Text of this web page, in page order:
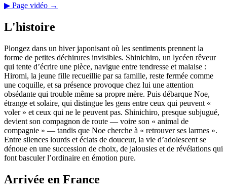
▶ Page vidéo →
L'histoire
Plongez dans un hiver japonisant où les sentiments prennent la
forme de petites déchirures invisibles. Shinichiro, un lycéen rêveur
qui tente d’écrire une pièce, navigue entre tendresse et malaise :
Hiromi, la jeune fille recueillie par sa famille, reste fermée comme
une coquille, et sa présence provoque chez lui une attention
obsédante qui trouble même sa propre mère. Puis débarque Noe,
étrange et solaire, qui distingue les gens entre ceux qui peuvent «
voler » et ceux qui ne le peuvent pas. Shinichiro, presque subjugué,
devient son compagnon de route — voire son « animal de
compagnie » — tandis que Noe cherche à « retrouver ses larmes ».
Entre silences lourds et éclats de douceur, la vie d’adolescent se
dénoue en une succession de choix, de jalousies et de révélations qui
font basculer l’ordinaire en émotion pure.
Arrivée en France